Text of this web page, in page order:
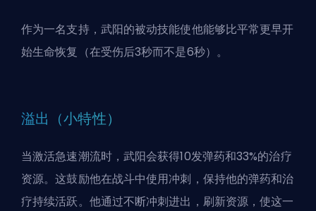
作为一名支持，武阳的被动技能使他能够比平常更早开
始生命恢复（在受伤后3秒而不是6秒）。
溢出（小特性）
当激活急速潮流时，武阳会获得10发弹药和33%的治疗
资源。这鼓励他在战斗中使用冲刺，保持他的弹药和治
疗持续活跃。他通过不断冲刺进出，刷新资源，使这一